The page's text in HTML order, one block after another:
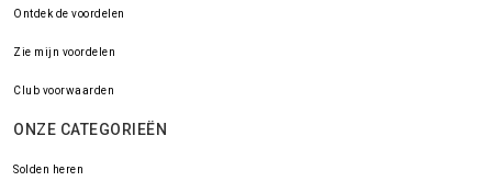
Ontdek de voordelen
Zie mijn voordelen
Club voorwaarden
ONZE CATEGORIEËN
Solden heren